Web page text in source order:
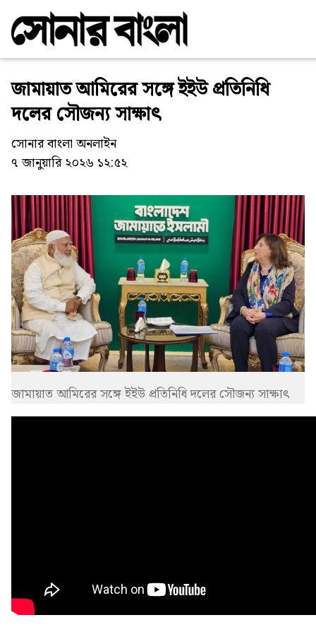
জামায়াত আমিরের সঙ্গে ইইউ প্রতিনিধি
দলের সৌজন্য সাক্ষাৎ
সোনার বাংলা অনলাইন
৭ জানুয়ারি ২০২৬ ১২:৫২
জামায়াত আমিরের সঙ্গে ইইউ প্রতিনিধি দলের সৌজন্য সাক্ষাৎ